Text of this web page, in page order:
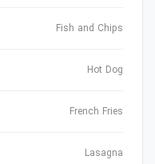
Fish and Chips
Hot Dog
French Fries
Lasagna